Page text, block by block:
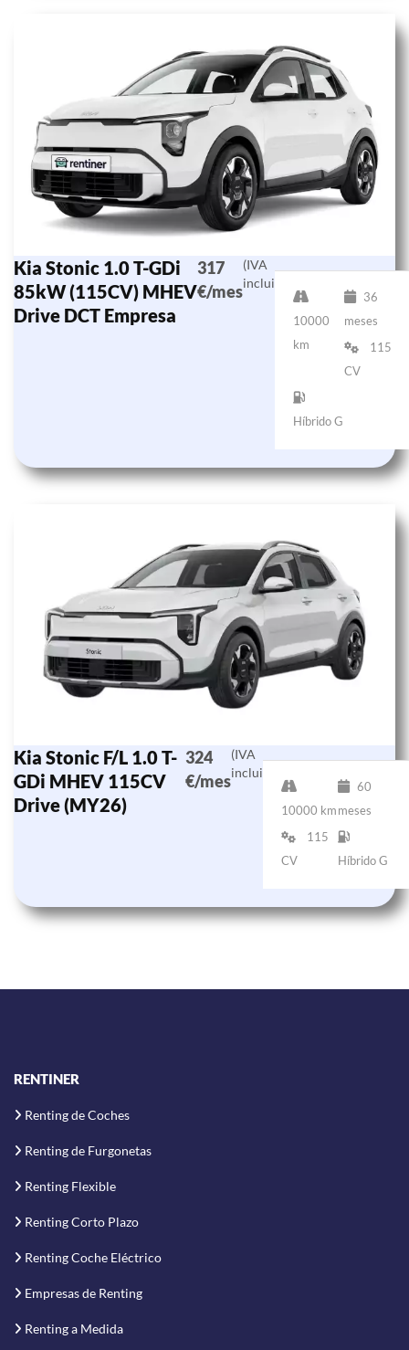
Kia Stonic 1.0 T-GDi
85kW (115CV) MHEV
Drive DCT Empresa
317
€/mes
(IVA
incluido)
10000
km
36
meses
115
CV
Híbrido G
Kia Stonic F/L 1.0 T-
GDi MHEV 115CV
Drive (MY26)
324
€/mes
(IVA
incluido)
10000 km
60
meses
115
CV
Híbrido G
RENTINER
Renting de Coches
Renting de Furgonetas
Renting Flexible
Renting Corto Plazo
Renting Coche Eléctrico
Empresas de Renting
Renting a Medida